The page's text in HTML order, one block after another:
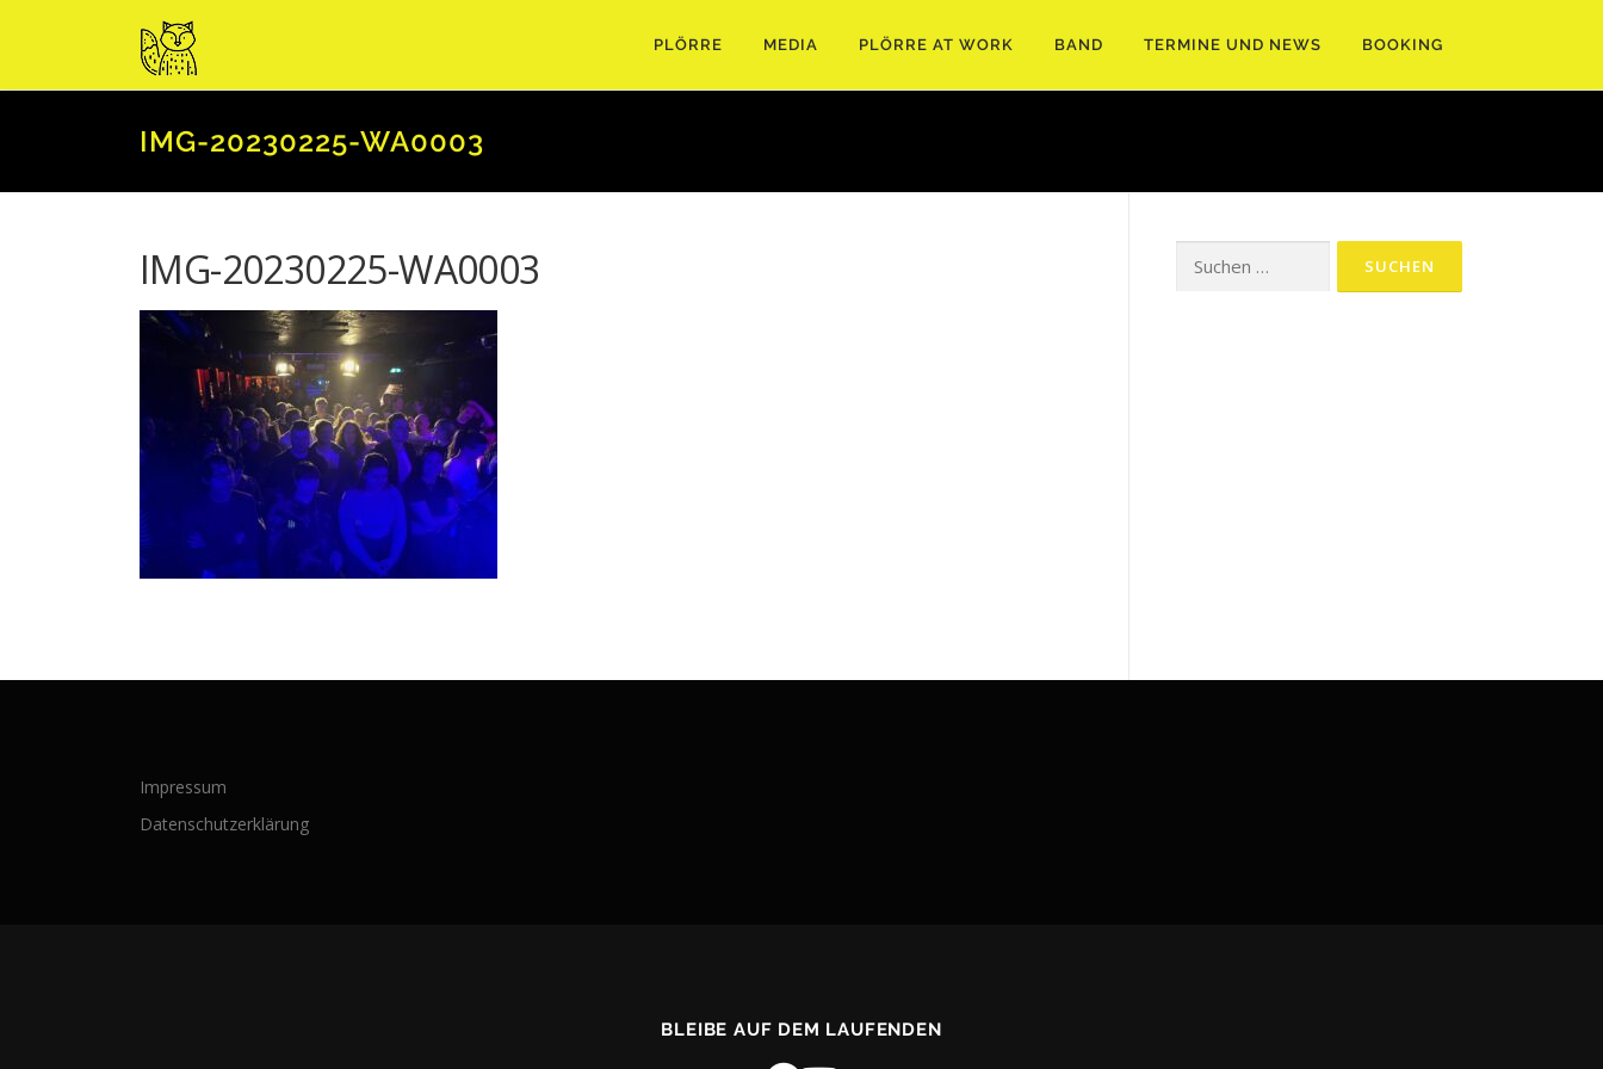
PLÖRRE MEDIA PLÖRRE AT WORK BAND TERMINE UND NEWS BOOKING
IMG-20230225-WA0003
IMG-20230225-WA0003
nach:
Impressum
Datenschutzerklärung
BLEIBE AUF DEM LAUFENDEN